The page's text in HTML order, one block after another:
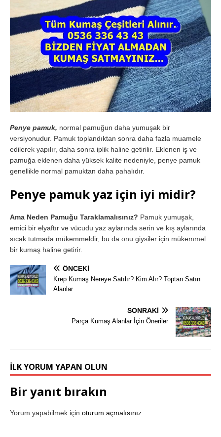
Penye pamuk, normal pamuğun daha yumuşak bir
versiyonudur. Pamuk toplandıktan sonra daha fazla muamele
edilerek yapılır, daha sonra iplik haline getirilir. Eklenen iş ve
pamuğa eklenen daha yüksek kalite nedeniyle, penye pamuk
genellikle normal pamuktan daha pahalıdır.
Penye pamuk yaz için iyi midir?
Ama Neden Pamuğu Taraklamalısınız? Pamuk yumuşak,
emici bir elyaftır ve vücudu yaz aylarında serin ve kış aylarında
sıcak tutmada mükemmeldir, bu da onu giysiler için mükemmel
bir kumaş haline getirir.
ÖNCEKI
Krep Kumaş Nereye Satılır? Kim Alır? Toptan Satın
Alanlar
SONRAKI
Parça Kumaş Alanlar İçin Öneriler
İLK YORUM YAPAN OLUN
Bir yanıt bırakın
Yorum yapabilmek için oturum açmalısınız.